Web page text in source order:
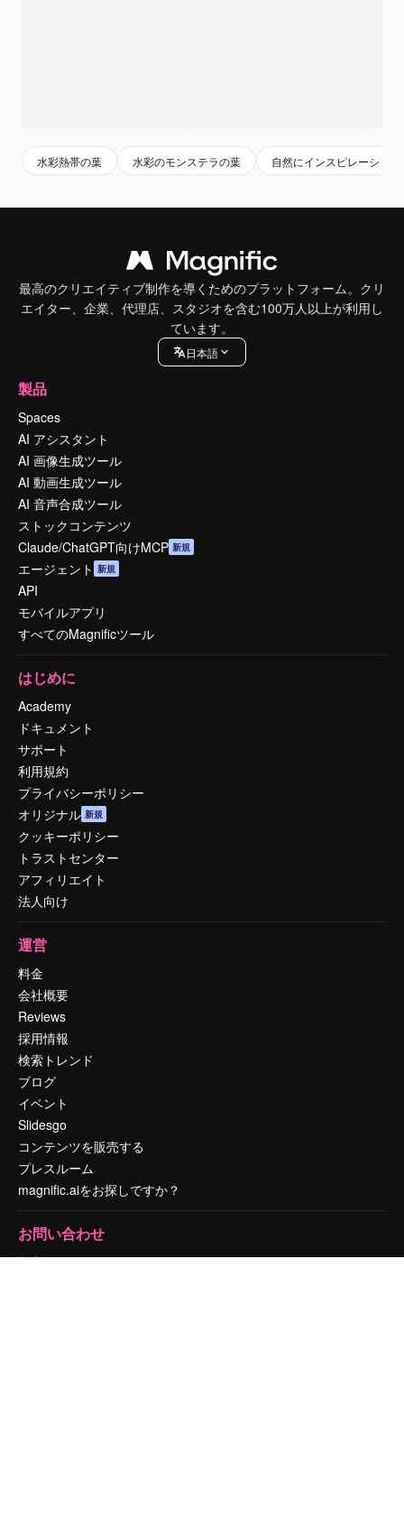
水彩熱帯の葉 水彩のモンステラの葉 自然にインスピレーショ
最高のクリエイティブ制作を導くためのプラットフォーム。クリ
エイター、企業、代理店、スタジオを含む100万人以上が利用し
ています。
日本語
製品
Spaces
AI アシスタント
AI 画像生成ツール
AI 動画生成ツール
AI 音声合成ツール
ストックコンテンツ
Claude/ChatGPT向けMCP 新規
エージェント 新規
API
モバイルアプリ
すべてのMagnificツール
はじめに
Academy
ドキュメント
サポート
利用規約
プライバシーポリシー
オリジナル 新規
クッキーポリシー
トラストセンター
アフィリエイト
法人向け
運営
料金
会社概要
Reviews
採用情報
検索トレンド
ブログ
イベント
Slidesgo
コンテンツを販売する
プレスルーム
magnific.aiをお探しですか？
お問い合わせ
顧客サポート